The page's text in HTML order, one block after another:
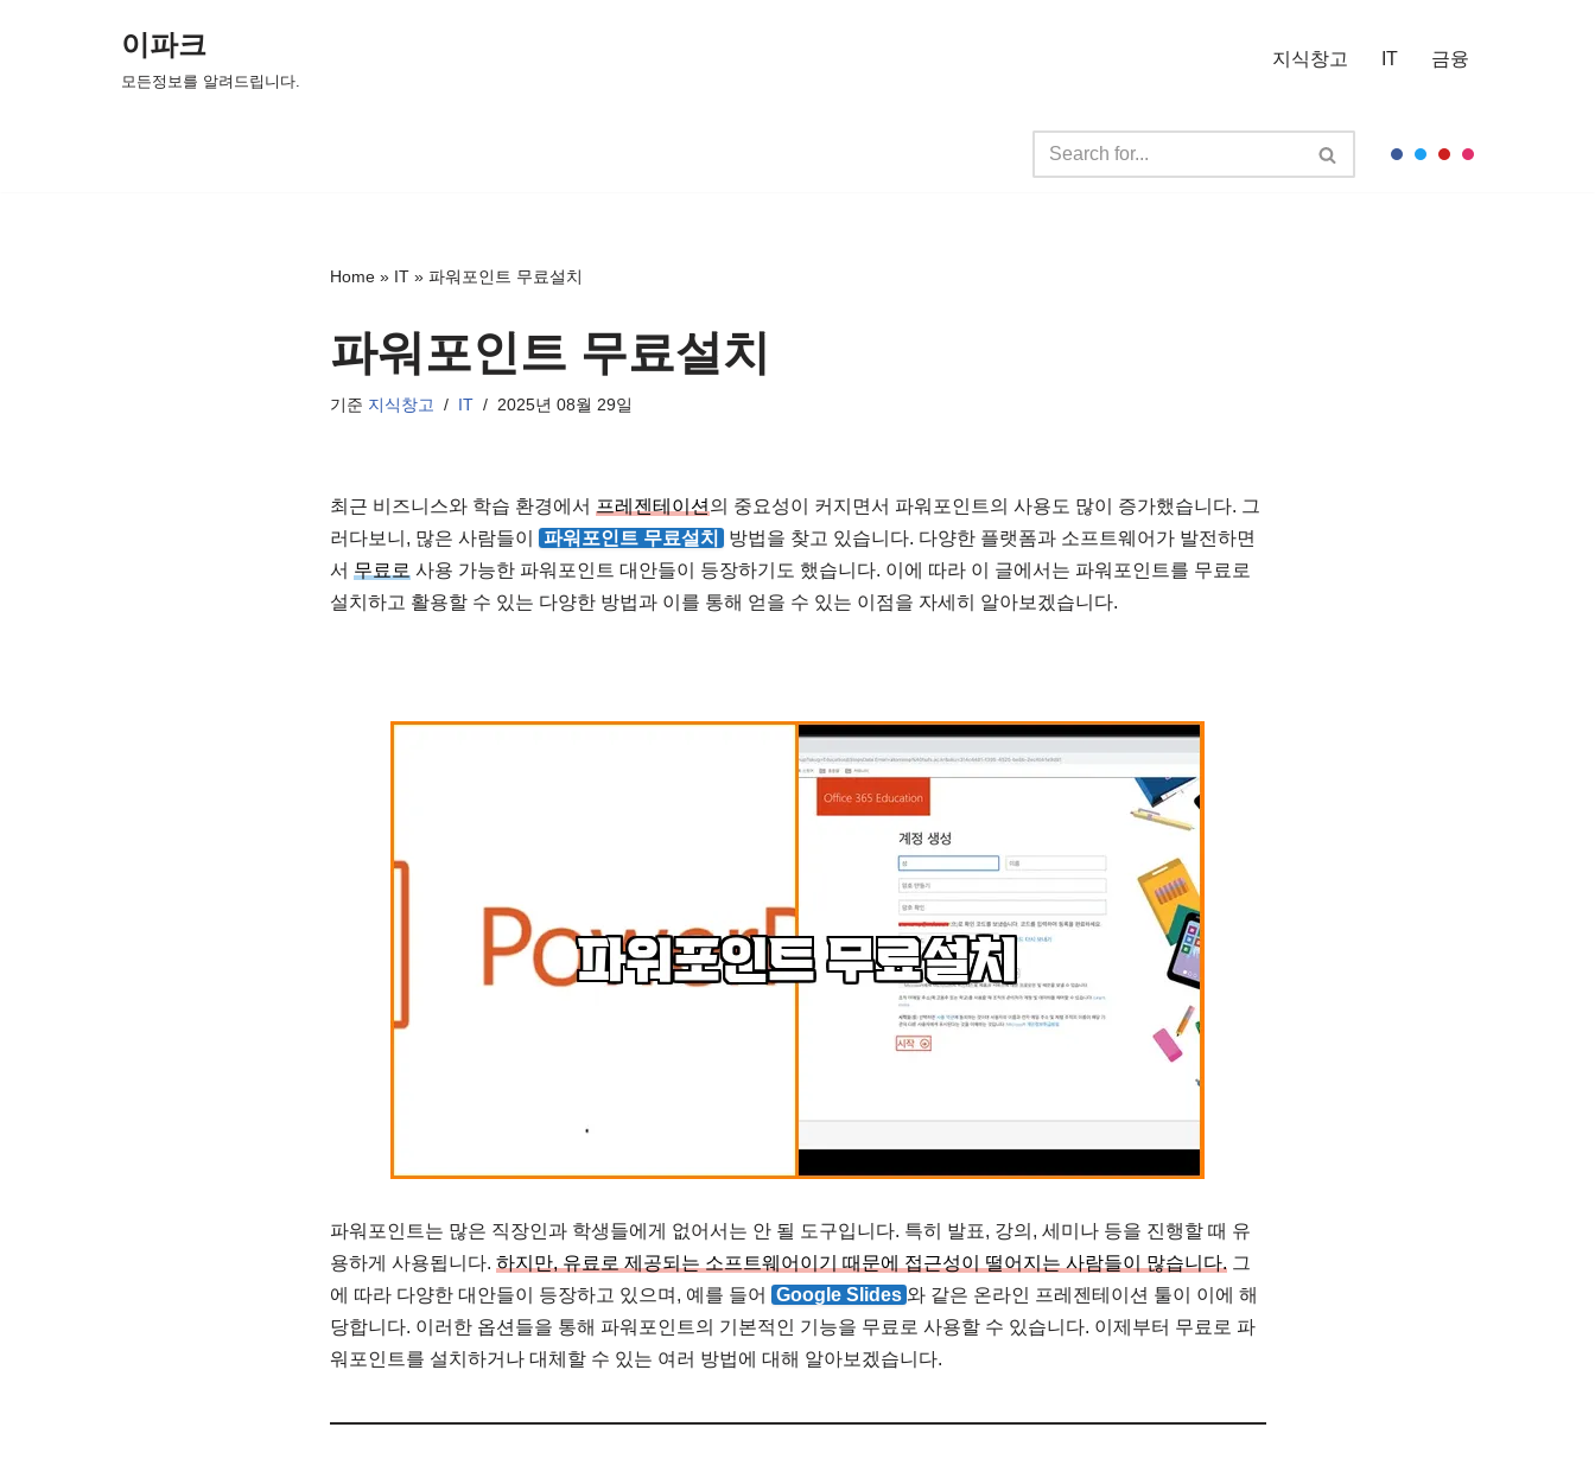
이파크
모든정보를 알려드립니다.
지식창고 IT 금융
Home» IT» 파워포인트 무료설치
파워포인트 무료설치
기준 지식창고 IT 2025년 08월 29일
최근 비즈니스와 학습 환경에서 프레젠테이션 의 중요성이 커지면서 파워포인트의 사용도 많이 증가했습니다. 그
러다보니, 많은 사람들이
파워포인트 무료설치
방법을 찾고 있습니다. 다양한 플랫폼과 소프트웨어가 발전하면
서 무료로 사용 가능한 파워포인트 대안들이 등장하기도 했습니다. 이에 따라 이 글에서는 파워포인트를 무료로
설치하고 활용할 수 있는 다양한 방법과 이를 통해 얻을 수 있는 이점을 자세히 알아보겠습니다.
파워포인트는 많은 직장인과 학생들에게 없어서는 안 될 도구입니다. 특히 발표, 강의, 세미나 등을 진행할 때 유
용하게 사용됩니다. 하지만, 유료로 제공되는 소프트웨어이기 때문에 접근성이 떨어지는 사람들이 많습니다. 그
에 따라 다양한 대안들이 등장하고 있으며, 예를 들어
Google Slides 와 같은 온라인 프레젠테이션 툴이 이에 해
당합니다. 이러한 옵션들을 통해 파워포인트의 기본적인 기능을 무료로 사용할 수 있습니다. 이제부터 무료로 파
워포인트를 설치하거나 대체할 수 있는 여러 방법에 대해 알아보겠습니다.